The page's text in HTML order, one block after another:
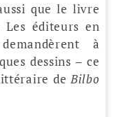
que le livre
Les éditeurs en
à
dessins – ce
deBilbo